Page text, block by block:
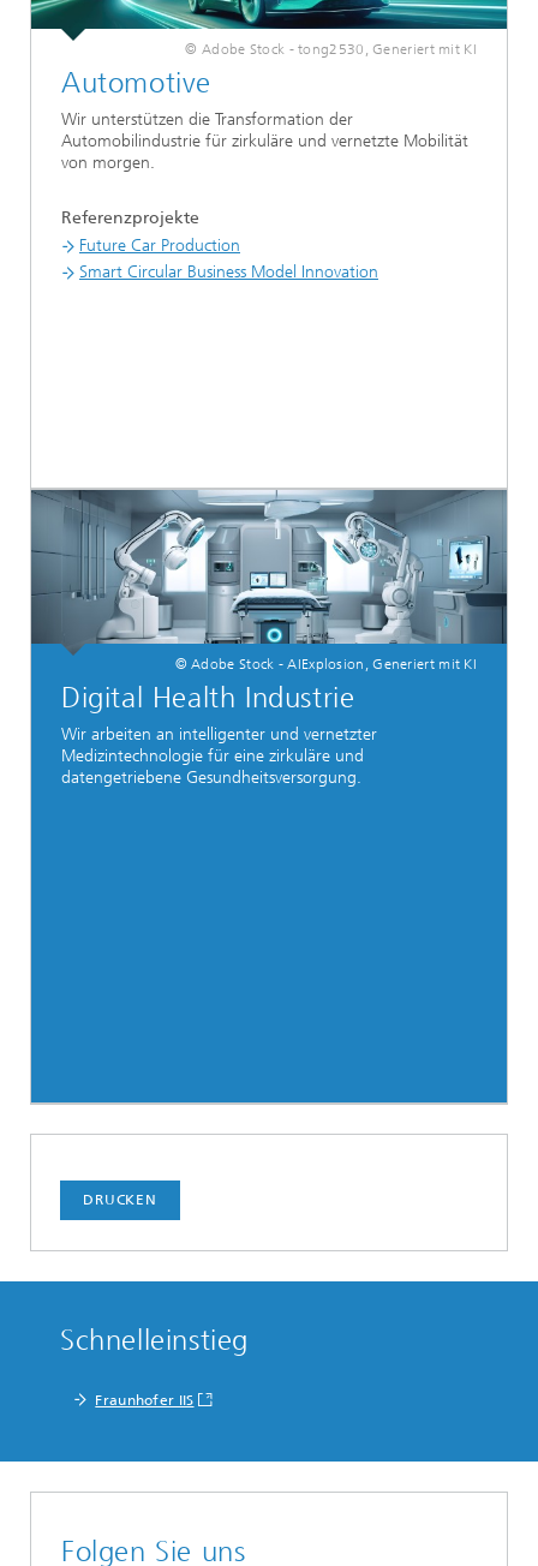
© Adobe Stock - tong2530, Generiert mit KI
Automotive
Wir unterstützen die Transformation der
Automobilindustrie für zirkuläre und vernetzte Mobilität
von morgen.
Referenzprojekte
Future Car Production
Smart Circular Business Model Innovation
© Adobe Stock - AIExplosion, Generiert mit KI
Digital Health Industrie
Wir arbeiten an intelligenter und vernetzter
Medizintechnologie für eine zirkuläre und
datengetriebene Gesundheitsversorgung.
DRUCKEN
Schnelleinstieg
Fraunhofer IIS
Folgen Sie uns